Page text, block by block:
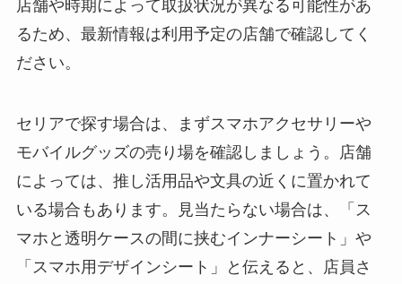
る？選び方＆使い方
を徹底ガイド！
ファンカバーは買え
る？おすすめ素材＆
選び方ガイド！
【100均】ダイソー/
セリア等で帽子クリ
ップは買える？使い
店舗や時期によって取扱状況が異なる可能性があ
るため、最新情報は利用予定の店舗で確認してく
ださい。
セリアで探す場合は、まずスマホアクセサリーや
モバイルグッズの売り場を確認しましょう。店舗
によっては、推し活用品や文具の近くに置かれて
いる場合もあります。見当たらない場合は、「ス
マホと透明ケースの間に挟むインナーシート」や
「スマホ用デザインシート」と伝えると、店員さ